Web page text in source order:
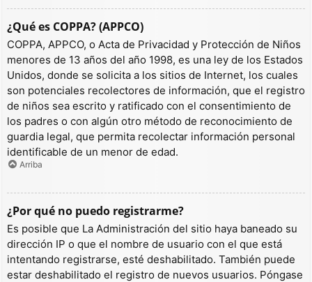
¿Qué es COPPA? (APPCO)
COPPA, APPCO, o Acta de Privacidad y Protección de Niños
menores de 13 años del año 1998, es una ley de los Estados
Unidos, donde se solicita a los sitios de Internet, los cuales
son potenciales recolectores de información, que el registro
de niños sea escrito y ratificado con el consentimiento de
los padres o con algún otro método de reconocimiento de
guardia legal, que permita recolectar información personal
identificable de un menor de edad.
Arriba
¿Por qué no puedo registrarme?
Es posible que La Administración del sitio haya baneado su
dirección IP o que el nombre de usuario con el que está
intentando registrarse, esté deshabilitado. También puede
estar deshabilitado el registro de nuevos usuarios. Póngase